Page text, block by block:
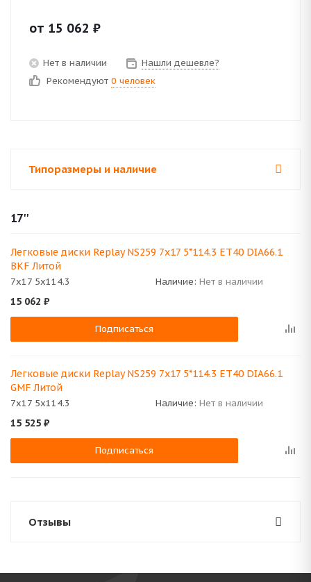
от 15 062 ₽
Нет в наличии
Нашли дешевле?
Рекомендуют 0 человек
Типоразмеры и наличие
17''
Легковые диски Replay NS259 7x17 5*114.3 ET40 DIA66.1
BKF Литой
7x17 5x114.3 Наличие: Нет в наличии
15 062 ₽
Подписаться
Легковые диски Replay NS259 7x17 5*114.3 ET40 DIA66.1
GMF Литой
7x17 5x114.3 Наличие: Нет в наличии
15 525 ₽
Подписаться
Отзывы